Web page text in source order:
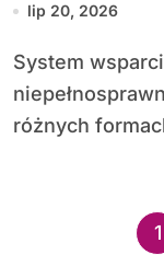
lip 20, 2026
System wsparcia dla osób z
różnych
S1